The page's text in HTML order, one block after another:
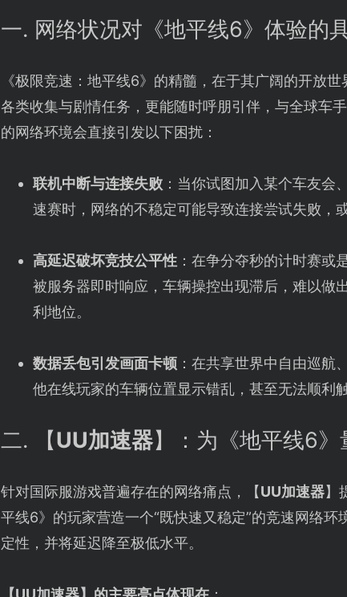
一. 网络状况对《地平线6》体验的
《极限竞速：地平线6》的精髓，在于其广阔的开放
各类收集与剧情任务，更能随时呼朋引伴，与全球车
的网络环境会直接引发以下困扰：
联机中断与连接失败：当你试图加入某个车友会
速赛时，网络的不稳定可能导致连接尝试失败，
高延迟破坏竞技公平性：在争分夺秒的计时赛或
被服务器即时响应，车辆操控出现滞后，难以做
利地位。
数据丢包引发画面卡顿：在共享世界中自由巡航
他在线玩家的车辆位置显示错乱，甚至无法顺利
二. 【UU加速器】：为《地平线6
针对国际服游戏普遍存在的网络痛点，【UU加速器】
平线6》的玩家营造一个“既快速又稳定”的竞速网络
定性，并将延迟降至极低水平。